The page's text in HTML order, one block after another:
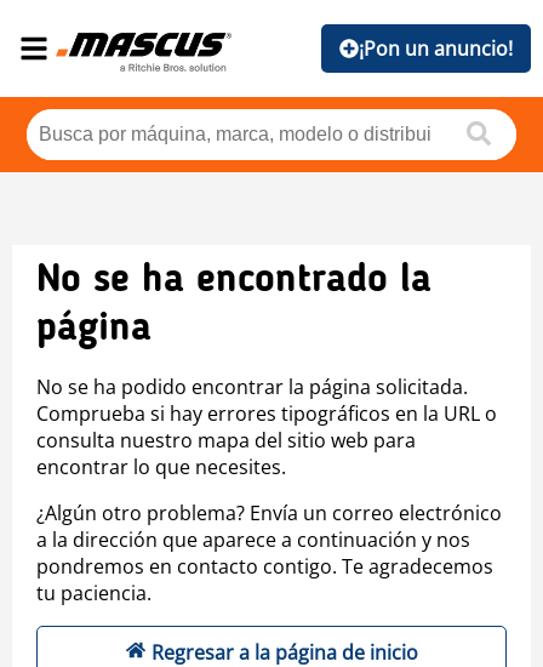
¡Pon un anuncio!
No se ha encontrado la
página
No se ha podido encontrar la página solicitada.
Comprueba si hay errores tipográficos en la URL o
consulta nuestro mapa del sitio web para
encontrar lo que necesites.
¿Algún otro problema? Envía un correo electrónico
a la dirección que aparece a continuación y nos
pondremos en contacto contigo. Te agradecemos
tu paciencia.
Regresar a la página de inicio